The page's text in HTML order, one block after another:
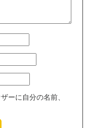
ーに自分の名前、